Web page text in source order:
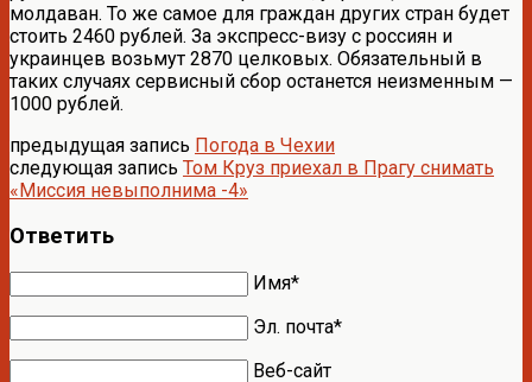
молдаван. То же самое для граждан других стран будет
стоить 2460 рублей. За экспресс-визу с россиян и
украинцев возьмут 2870 целковых. Обязательный в
таких случаях сервисный сбор останется неизменным —
1000 рублей.
предыдущая запись Погода в Чехии
следующая запись Том Круз приехал в Прагу снимать
«Миссия невыполнима -4»
Ответить
Имя*
Эл. почта*
Веб-сайт